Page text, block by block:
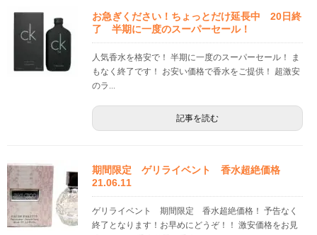
お急ぎください！ちょっとだけ延長中 20日終
了 半期に一度のスーパーセール！
人気香水を格安で！ 半期に一度のスーパーセール！ ま
もなく終了です！ お安い価格で香水をご提供！ 超激安
のラ...
記事を読む
期間限定 ゲリライベント 香水超絶価格
21.06.11
ゲリライベント 期間限定 香水超絶価格！ 予告なく
終了となります！お早めにどうぞ！！ 激安価格をお見